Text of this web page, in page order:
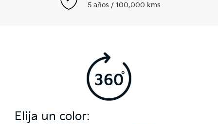
5 años / 100,000 kms
Elija un color: